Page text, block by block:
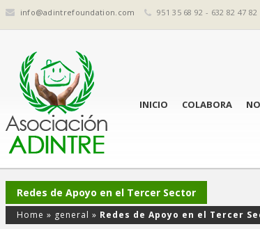
info@adintrefoundation.com 951 35 68 92 - 632 82 47 82
INICIO COLABORA
Redes de Apoyo en el Tercer Sector
Home » general » Redes de Apoyo en el Tercer